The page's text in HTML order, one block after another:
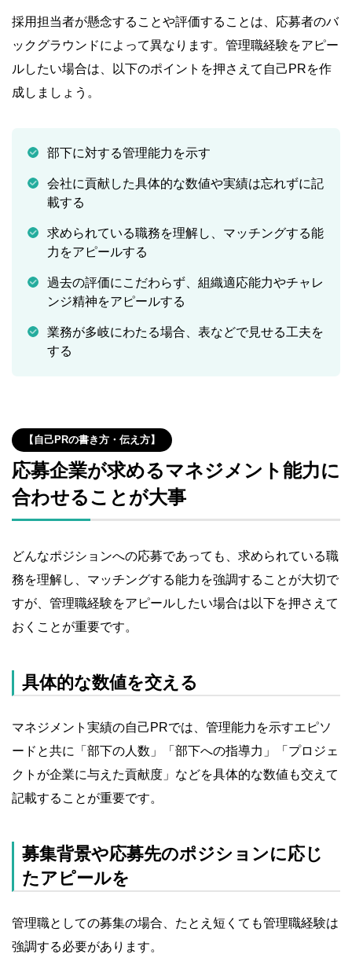
採用担当者が懸念することや評価することは、応募者のバ
ックグラウンドによって異なります。管理職経験をアピー
ルしたい場合は、以下のポイントを押さえて自己PRを作
成しましょう。
部下に対する管理能力を示す
会社に貢献した具体的な数値や実績は忘れずに記
載する
求められている職務を理解し、マッチングする能
力をアピールする
過去の評価にこだわらず、組織適応能力やチャレ
ンジ精神をアピールする
業務が多岐にわたる場合、表などで見せる工夫を
する
【自己PRの書き方・伝え方】
応募企業が求めるマネジメント能力に
合わせることが大事
どんなポジションへの応募であっても、求められている職
務を理解し、マッチングする能力を強調することが大切で
すが、管理職経験をアピールしたい場合は以下を押さえて
おくことが重要です。
具体的な数値を交える
マネジメント実績の自己PRでは、管理能力を示すエピソ
ードと共に「部下の人数」「部下への指導力」「プロジェ
クトが企業に与えた貢献度」などを具体的な数値も交えて
記載することが重要です。
募集背景や応募先のポジションに応じ
たアピールを
管理職としての募集の場合、たとえ短くても管理職経験は
強調する必要があります。